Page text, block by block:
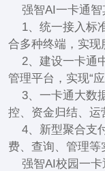
强智AI一卡通智
1、统一接入标
合多种终端，实现
2、建设一卡通
管理平台，实现“
3、一卡通大数
控、资金归结、运
4、新型聚合支
费、查询、管理等
强智AI校园一卡